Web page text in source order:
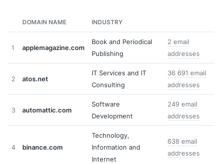
DOMAIN NAME INDUSTRY
1 applemagazine.com
Book and Periodical
Publishing
2 email
addresses
2 atos.net
IT Services and IT
Consulting
36 691 email
addresses
3 automattic.com
Software
Development
249 email
addresses
4 binance.com
Technology,
Information and
Internet
638 email
addresses